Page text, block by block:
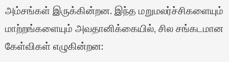
அம்சங்கள் இருக்கின்றன. இந்த மறுமலர்ச்சிகளையும்
மாற்றங்களையும் அவதானிக்கையில், சில சங்கடமான
கேள்விகள் எழுகின்றன: